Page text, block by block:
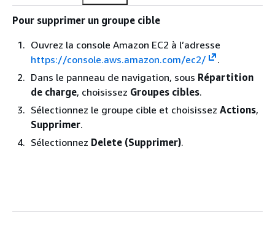
Pour supprimer un groupe cible
Ouvrez la console Amazon EC2 à l’adresse
https://console.aws.amazon.com/ec2/
.
Dans le panneau de navigation, sous Répartition
de charge, choisissez Groupes cibles.
Sélectionnez le groupe cible et choisissez Actions,
Supprimer.
Sélectionnez Delete (Supprimer).